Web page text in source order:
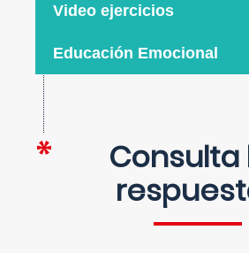
Video ejercicios
Educación Emocional
Consulta